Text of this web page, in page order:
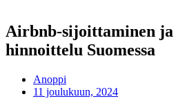
Airbnb-sijoittaminen ja
hinnoittelu Suomessa
Anoppi
11 joulukuun, 2024